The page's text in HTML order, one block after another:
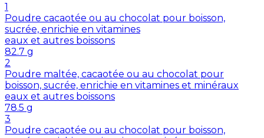
1
Poudre cacaotée ou au chocolat pour boisson,
sucrée, enrichie en vitamines
eaux et autres boissons
82.7 g
2
Poudre maltée, cacaotée ou au chocolat pour
boisson, sucrée, enrichie en vitamines et minéraux
eaux et autres boissons
78.5 g
3
Poudre cacaotée ou au chocolat pour boisson,